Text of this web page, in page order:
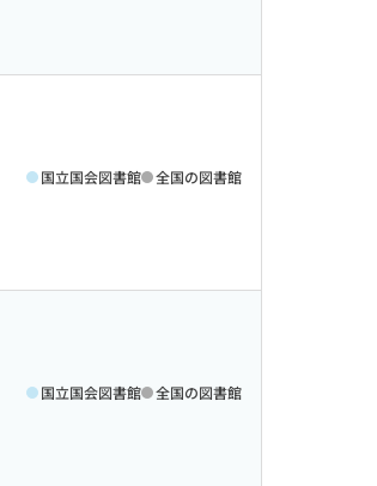
国立国会図書館 全国の図書館
国立国会図書館 全国の図書館